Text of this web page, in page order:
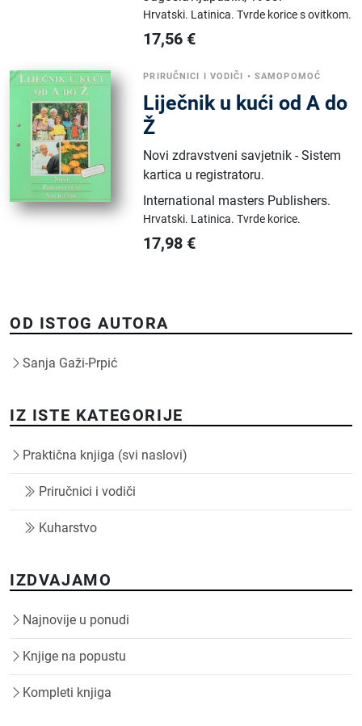
Hrvatski. Latinica.Tvrde korice s ovitkom.
17,56 €
PRIRUČNICI I VODIČI • SAMOPOMOĆ
Liječnik u kući od A do
Ž
Novi zdravstveni savjetnik - Sistem
kartica u registratoru.
International masters Publishers.
Hrvatski. Latinica.Tvrde korice.
17,98 €
OD ISTOG AUTORA
Sanja Gaži-Prpić
IZ ISTE KATEGORIJE
Praktična knjiga (svi naslovi)
Priručnici i vodiči
Kuharstvo
IZDVAJAMO
Najnovije u ponudi
Knjige na popustu
Kompleti knjiga